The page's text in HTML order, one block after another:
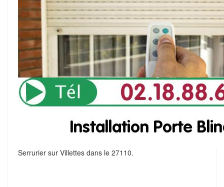
Serrurier sur Villettes dans le 27110.